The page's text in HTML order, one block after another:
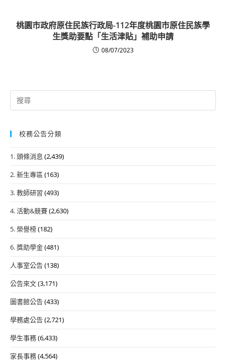
桃園市政府原住民族行政局-112年度桃園市原住民族學
生獎助要點「生活津貼」補助申請
08/07/2023
Search
for:
校務公告分類
1. 頭條消息 (2,439)
2. 新生專區 (163)
3. 教師研習 (493)
4. 活動&競賽(2,630)
5. 榮譽榜(182)
6. 獎助學金(481)
人事室公告(138)
公告來文(3,171)
圖書館公告(433)
學務處公告(2,721)
學生事務(6,433)
家長事務(4,564)